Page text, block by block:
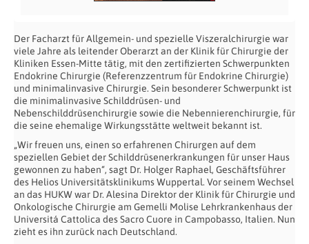
Der Facharzt für Allgemein- und spezielle Viszeralchirurgie war
viele Jahre als leitender Oberarzt an der Klinik für Chirurgie der
Kliniken Essen-Mitte tätig, mit den zertifizierten Schwerpunkten
Endokrine Chirurgie (Referenzzentrum für Endokrine Chirurgie)
und minimalinvasive Chirurgie. Sein besonderer Schwerpunkt ist
die minimalinvasive Schilddrüsen- und
Nebenschilddrüsenchirurgie sowie die Nebennierenchirurgie, für
die seine ehemalige Wirkungsstätte weltweit bekannt ist.
„Wir freuen uns, einen so erfahrenen Chirurgen auf dem
speziellen Gebiet der Schilddrüsenerkrankungen für unser Haus
gewonnen zu haben“, sagt Dr. Holger Raphael, Geschäftsführer
des Helios Universitätsklinikums Wuppertal. Vor seinem Wechsel
an das HUKW war Dr. Alesina Direktor der Klinik für Chirurgie und
Onkologische Chirurgie am Gemelli Molise Lehrkrankenhaus der
Universitá Cattolica des Sacro Cuore in Campobasso, Italien. Nun
zieht es ihn zurück nach Deutschland.